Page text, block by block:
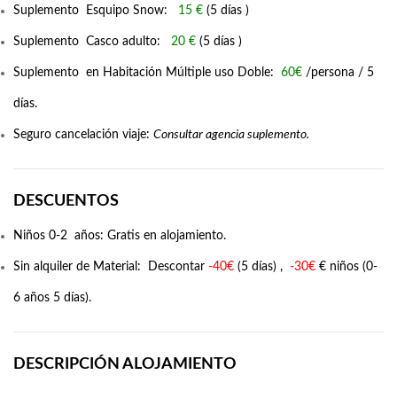
Suplemento Esquipo Snow: 15 € (5 días )
Suplemento Casco adulto: 20 € (5 días )
Suplemento en Habitación Múltiple uso Doble: 60€ /persona / 5
días.
Seguro cancelación viaje: Consultar agencia suplemento.
DESCUENTOS
Niños 0-2 años: Gratis en alojamiento.
Sin alquiler de Material: Descontar -40€ (5 días) , -30€ € niños (0-
6 años 5 días).
DESCRIPCIÓN ALOJAMIENTO